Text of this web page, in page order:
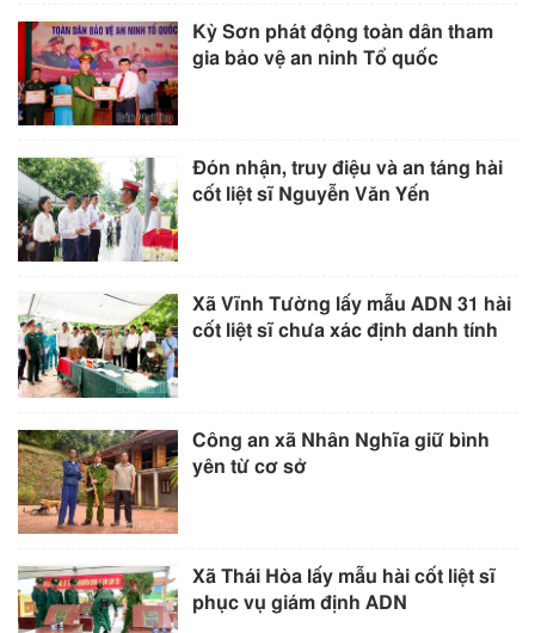
Kỳ Sơn phát động toàn dân tham
gia bảo vệ an ninh Tổ quốc
Đón nhận, truy điệu và an táng hài
cốt liệt sĩ Nguyễn Văn Yến
Xã Vĩnh Tường lấy mẫu ADN 31 hài
cốt liệt sĩ chưa xác định danh tính
Công an xã Nhân Nghĩa giữ bình
yên từ cơ sở
Xã Thái Hòa lấy mẫu hài cốt liệt sĩ
phục vụ giám định ADN